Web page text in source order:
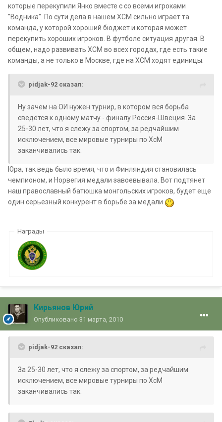
которые перекупили Янко вместе с со всеми игроками
"Водника". По сути дела в нашем ХСМ сильно играет та
команда, у которой хороший бюджет и которая может
перекупить хороших игроков. В футболе ситуация другая. В
общем, надо развивать ХСМ во всех городах, где есть такие
команды, а не только в Москве, где на ХСМ ходят единицы.
pidjak-92 сказал:
Ну зачем на ОИ нужен турнир, в котором вся борьба
сведётся к одному матчу - финалу Россия-Швеция. За
25-30 лет, что я слежу за спортом, за редчайшим
исключением, все мировые турниры по ХсМ
заканчивались так.
Юра, так ведь было время, что и Финляндия становилась
чемпионом, и Норвегия медали завоевывала. Вот подтянет
наш православный батюшка монгольских игроков, будет еще
один серьезный конкурент в борьбе за медали
Награды
Кирьянов Юрий
Опубликовано 31 марта, 2010
pidjak-92 сказал:
За 25-30 лет, что я слежу за спортом, за редчайшим
исключением, все мировые турниры по ХсМ
заканчивались так.